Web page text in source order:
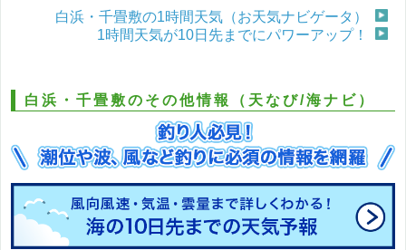
白浜・千畳敷の1時間天気（お天気ナビゲータ）
1時間天気が10日先までにパワーアップ！
白浜・千畳敷のその他情報（天なび/海ナビ）